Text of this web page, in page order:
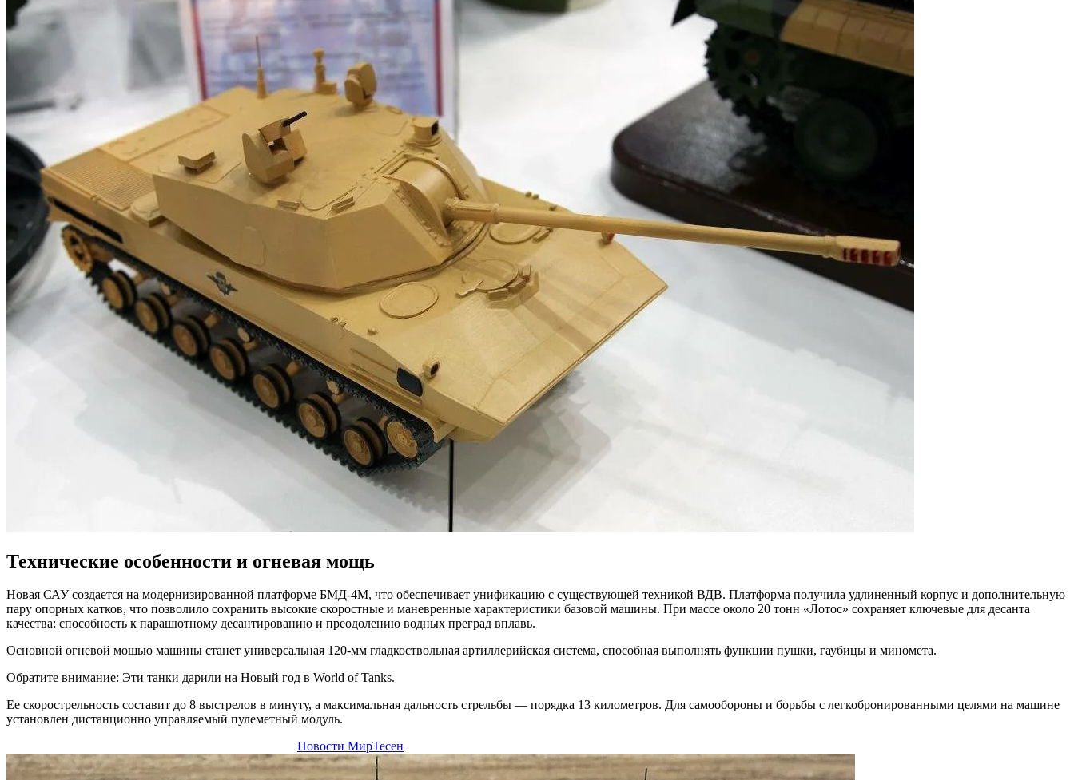
Технические особенности и огневая мощь
Новая САУ создается на модернизированной платформе БМД-4М, что обеспечивает унификацию с существующей техникой ВДВ. Платформа получила удлиненный корпус и дополнительную
пару опорных катков, что позволило сохранить высокие скоростные и маневренные характеристики базовой машины. При массе около 20 тонн «Лотос» сохраняет ключевые для десанта
качества: способность к парашютному десантированию и преодолению водных преград вплавь.
Основной огневой мощью машины станет универсальная 120-мм гладкоствольная артиллерийская система, способная выполнять функции пушки, гаубицы и миномета.
Обратите внимание: Эти танки дарили на Новый год в World of Tanks.
Ее скорострельность составит до 8 выстрелов в минуту, а максимальная дальность стрельбы — порядка 13 километров. Для самообороны и борьбы с легкобронированными целями на машине
установлен дистанционно управляемый пулеметный модуль.
Новости МирТесен